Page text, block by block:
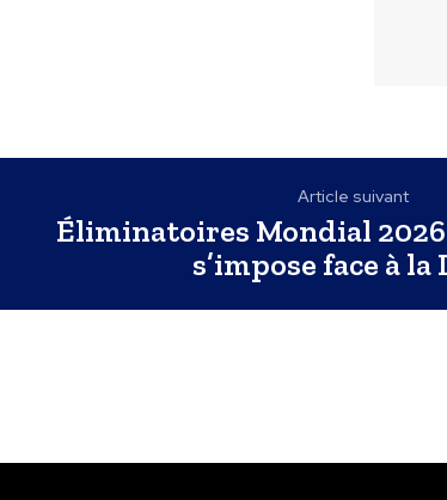
Article suivant
Éliminatoires Mondial 2026
s’impose face à la